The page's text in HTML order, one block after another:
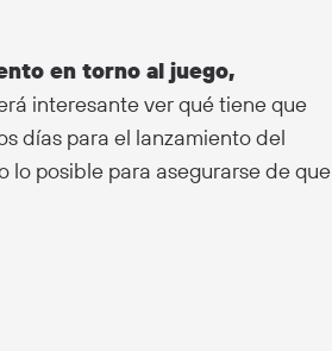
en torno al juego,
interesante ver qué tiene que
días para el lanzamiento del
lo posible para asegurarse de que